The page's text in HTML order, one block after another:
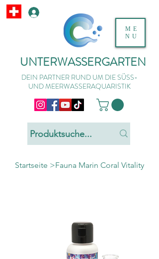
UNTERWASSERGARTEN
DEIN PARTNER RUND UM DIE SÜSS-
UND MEERWASSERAQUARISTIK
ME
NU
Startseite >Fauna Marin Coral Vitality